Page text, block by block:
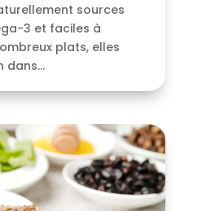
sources
3 et faciles à
plats, elles
dans...